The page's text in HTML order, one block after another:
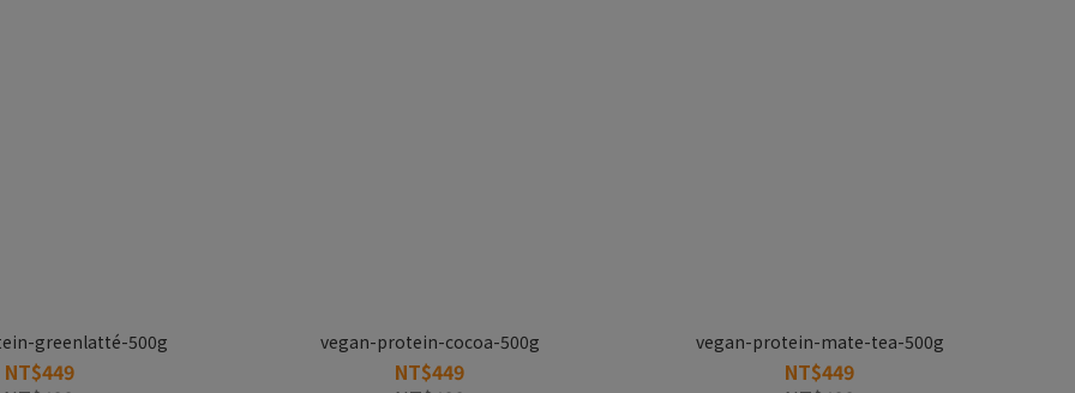
greenlatté-500g
NT$449
vegan-protein-cocoa-500g
NT$449
vegan-protein-mate-tea-500g
NT$449